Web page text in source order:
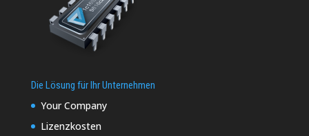
Die Lösung für Ihr Unternehmen
Your Company
Lizenzkosten